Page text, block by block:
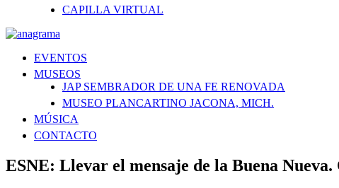
CAPILLA VIRTUAL
EVENTOS
MUSEOS
JAP SEMBRADOR DE UNA FE RENOVADA
MUSEO PLANCARTINO JACONA, MICH.
MÚSICA
CONTACTO
ESNE: Llevar el mensaje de la Buena Nueva.